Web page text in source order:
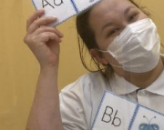
英会話／プログラミン
会話（未就学児）